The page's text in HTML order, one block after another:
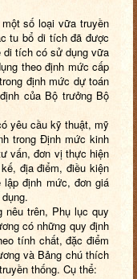
số loại vữa truyền
tu bổ di tích đã được
di tích có sử dụng vữa
theo định mức cấp
định mức dự toán
của Bộ trưởng Bộ
cầu kỹ thuật, mỹ
trong Định mức kinh
vấn, đơn vị thực hiện
địa điểm, điều kiện
định mức, đơn giá
trên, Phụ lục quy
có những quy định
tính chất, đặc điểm
và Bảng chú thích
thống. Cụ thể: